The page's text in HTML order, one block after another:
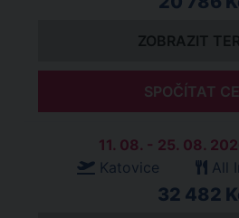
ZOBRAZIT
SPOČÍTAT
11. 08. - 25. 08.
Katovice
All
32 482